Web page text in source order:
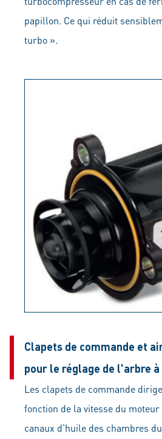
papillon. Ce qui réduit
turbo ».
Clapets de commande et
pour le réglage de l'arbre à
Les clapets de commande
fonction de la vitesse du
canaux d'huile des chambres